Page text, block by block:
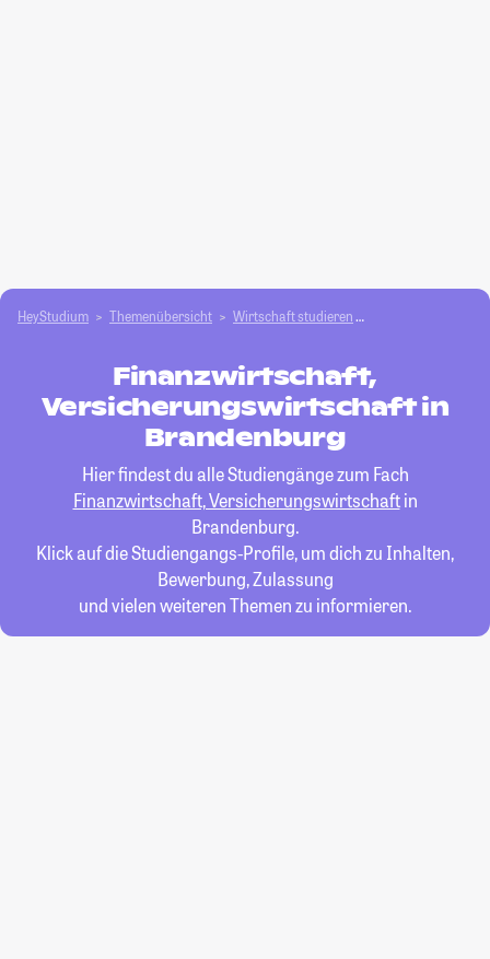
HeyStudium Themenübersicht Wirtschaft studieren
Finanzwirtschaft,
Versicherungswirtschaft in
Brandenburg
Hier findest du alle Studiengänge zum Fach
Finanzwirtschaft, Versicherungswirtschaftin
Brandenburg.
Klick auf die Studiengangs-Profile, um dich zu Inhalten,
Bewerbung, Zulassung
und vielen weiteren Themen zu informieren.